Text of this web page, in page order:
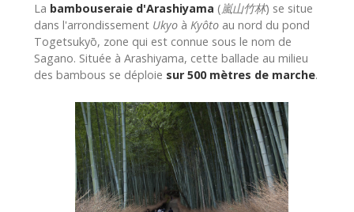
La bambouseraie d'Arashiyama (嵐山竹林) se situe
dans l'arrondissement Ukyo à Kyôto au nord du pond
Togetsukyō, zone qui est connue sous le nom de
Sagano. Située à Arashiyama, cette ballade au milieu
des bambous se déploie sur 500 mètres de marche.